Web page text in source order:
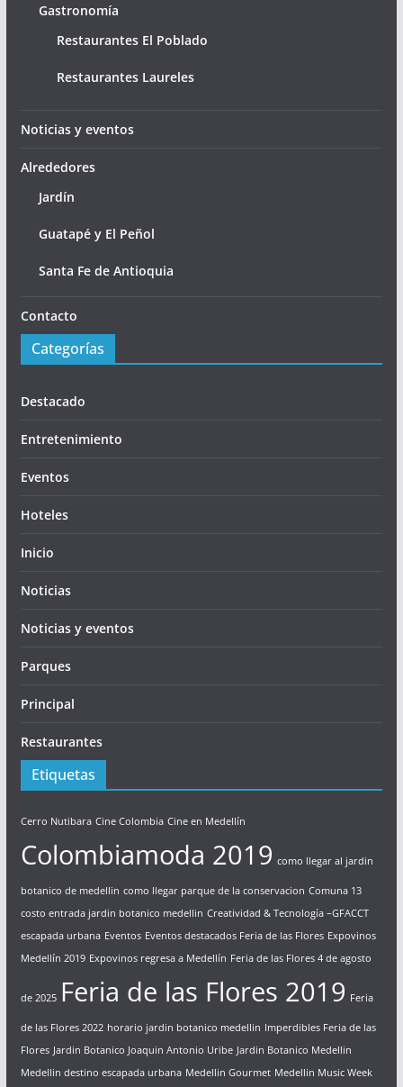
Gastronomía
Restaurantes El Poblado
Restaurantes Laureles
Noticias y eventos
Alrededores
Jardín
Guatapé y El Peñol
Santa Fe de Antioquia
Contacto
Categorías
Destacado
Entretenimiento
Eventos
Hoteles
Inicio
Noticias
Noticias y eventos
Parques
Principal
Restaurantes
Etiquetas
Cerro Nutibara Cine Colombia Cine en Medellín
Colombiamoda 2019 como llegar al jardin
botanico de medellin como llegar parque de la conservacion Comuna 13
costo entrada jardin botanico medellin Creatividad & Tecnología –GFACCT
escapada urbana Eventos Eventos destacados Feria de las Flores Expovinos
Medellín 2019 Expovinos regresa a Medellín Feria de las Flores 4 de agosto
de 2025 Feria de las Flores 2019 Feria
de las Flores 2022 horario jardin botanico medellin Imperdibles Feria de las
Flores Jardin Botanico Joaquin Antonio Uribe Jardin Botanico Medellin
Medellin destino escapada urbana Medellin Gourmet Medellin Music Week